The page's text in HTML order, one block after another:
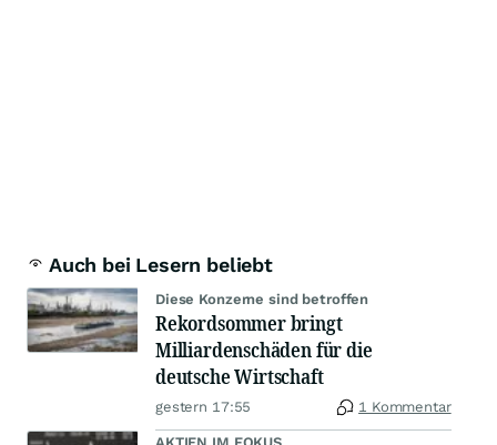
Auch bei Lesern beliebt
Diese Konzerne sind betroffen
Rekordsommer bringt
Milliardenschäden für die
deutsche Wirtschaft
gestern 17:55 1 Kommentar